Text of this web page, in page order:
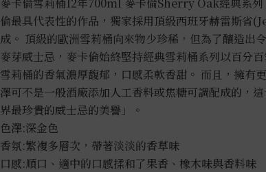
倫最具代表性的作品，獨家採用頂級西班牙赫雷斯省
成。 頂級的歐洲雪莉桶向來物少珍稀，但為了釀造出
麥芽威士忌，麥卡倫始終堅持經典雪莉桶系列以百分
雪莉桶的香氣濃厚馥郁，口感柔軟香甜。 而且，擁有
澤可不是一般酒廠添加人工香料或焦糖可調配成的，
界最珍貴的威士忌的美譽」。
色澤:深金色
香氛:繁複多層次，帶著淡淡的香草味
口感:順口、適中的口感揉和了果香、橡木味與香料味